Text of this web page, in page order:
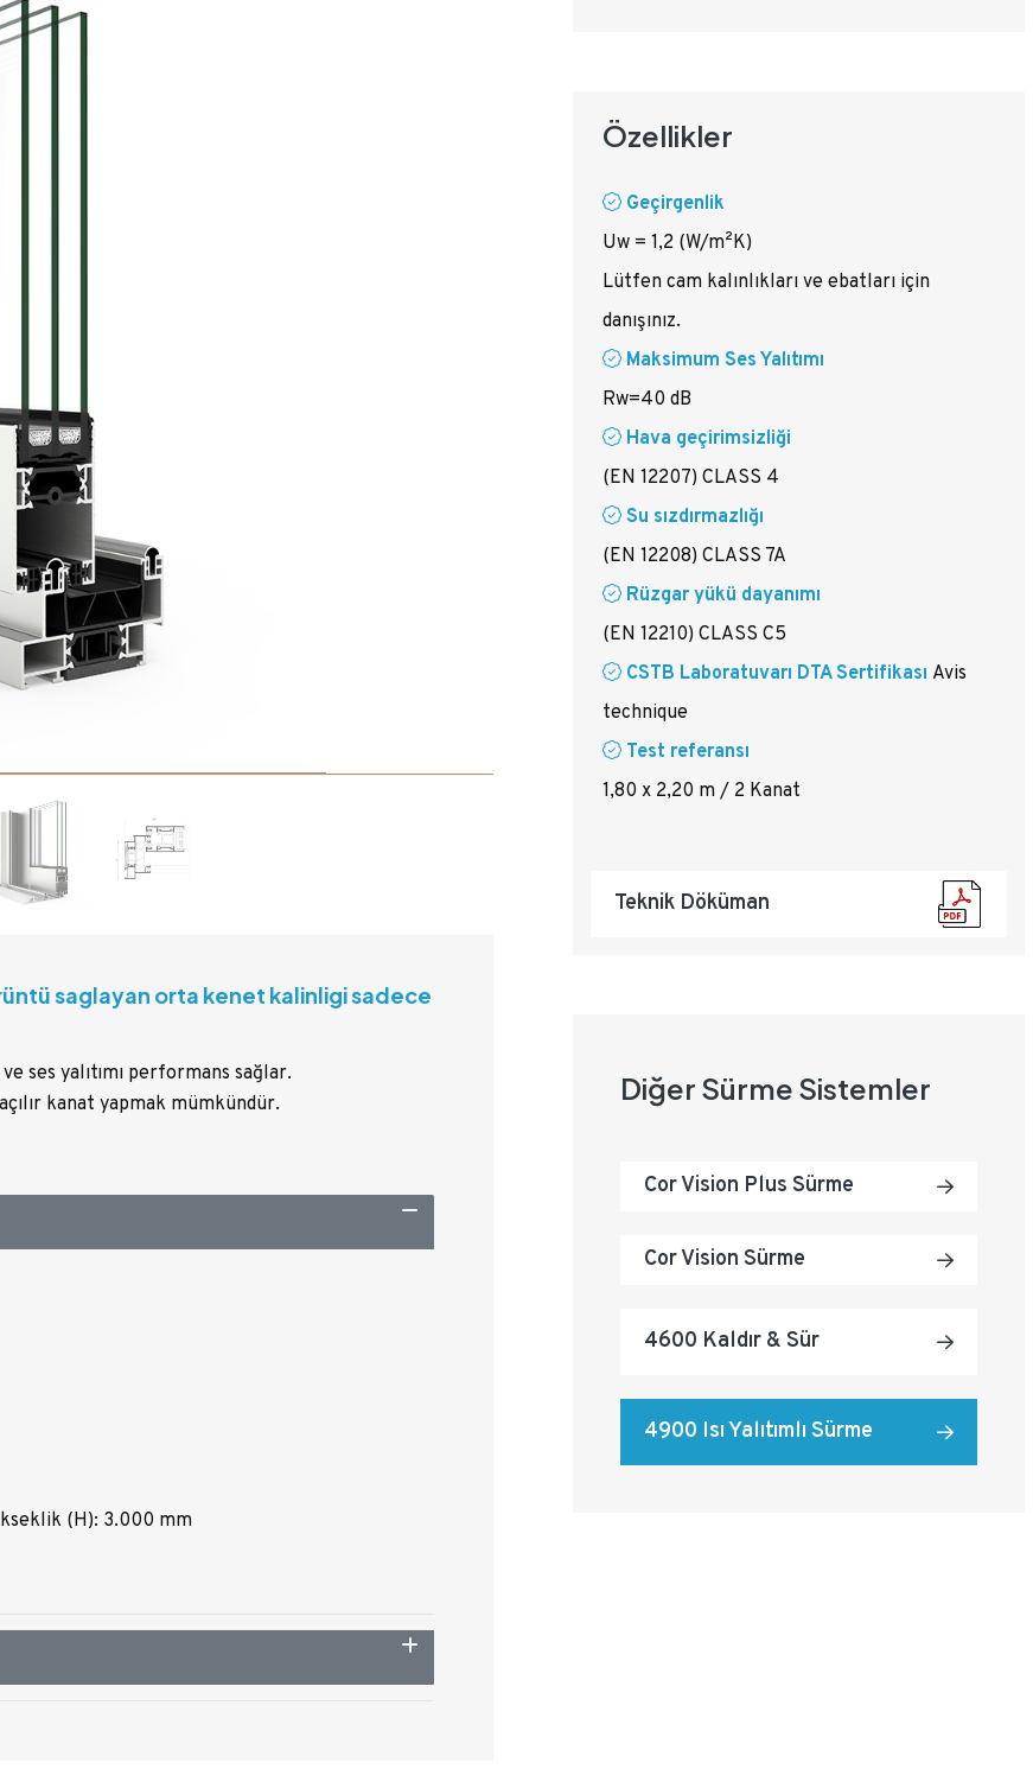
saglayan orta kenet kalinligi sadece
ve ses yalıtımı performans sağlar.
kanat yapmak mümkündür.
(H): 3.000 mm
Özellikler
Geçirgenlik
Uw = 1,2 (W/m²K)
Lütfen cam kalınlıkları ve ebatları için
danışınız.
Maksimum Ses Yalıtımı
Rw=40 dB
Hava geçirimsizliği
(EN 12207) CLASS 4
Su sızdırmazlığı
(EN 12208) CLASS 7A
Rüzgar yükü dayanımı
(EN 12210) CLASS C5
CSTB Laboratuvarı DTA Sertifikası Avis
technique
Test referansı
1,80 x 2,20 m / 2 Kanat
Teknik Döküman
Diğer Sürme Sistemler
Cor Vision Plus Sürme
Cor Vision Sürme
4600 Kaldır & Sür
4900 Isı Yalıtımlı Sürme